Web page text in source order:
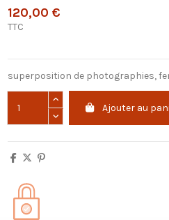
120,00 €
TTC
superposition de photographies,
Ajouter au